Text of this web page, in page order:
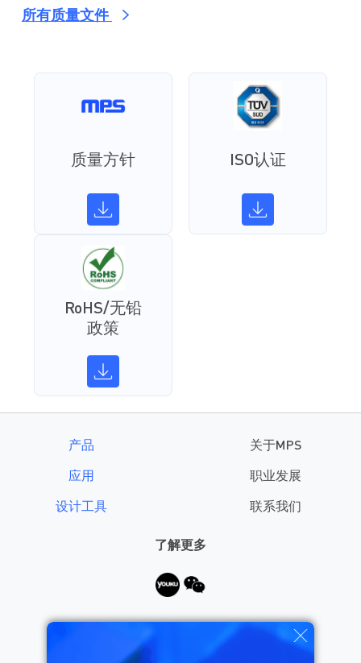
所有质量文件
质量方针 ISO认证
RoHS/无铅
政策
产品
应用
设计工具
关于MPS
职业发展
联系我们
了解更多
需要帮助？